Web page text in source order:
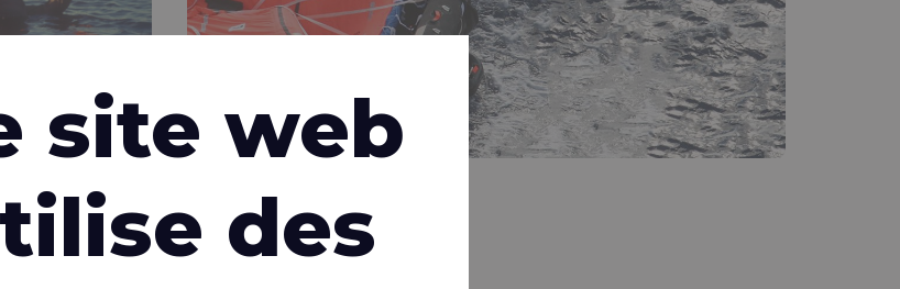
marchés du textile et des matériaux industriels grâce à sa
polyvalence et sa durabilité. Rive …
les
de
site web
des